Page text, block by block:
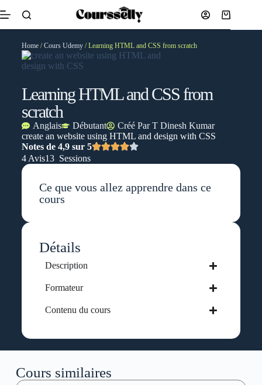
Home/Cours Udemy/ Learning HTML and CSS from scratch
Learning HTML and CSS from
scratch
Anglais Débutant Créé ParT Dinesh Kumar
create an website using HTML and design with CSS
Notes de 4,9 sur 5
4 Avis13 Sessions
Ce que vous allez apprendre dans ce
cours
Détails
Description
Formateur
Contenu du cours
Cours similaires